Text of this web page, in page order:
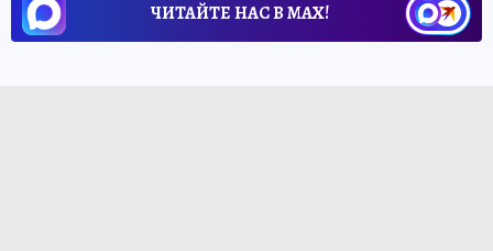
ЧИТАЙТЕ НАС В МАХ!